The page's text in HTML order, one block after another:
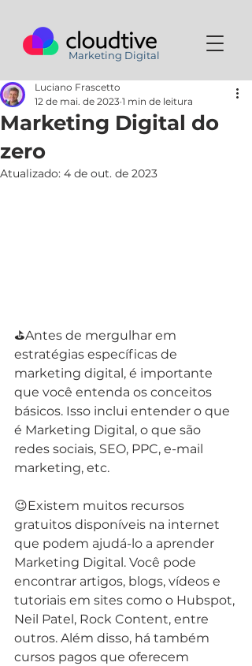
Marketing Digital
Marketing Digital do
zero
Luciano Frascetto
12 de mai. de 2023 1 min de leitura
Atualizado: 4 de out. de 2023
⛳️Antes de mergulhar em
estratégias específicas de
marketing digital, é importante
que você entenda os conceitos
básicos. Isso inclui entender o que
é Marketing Digital, o que são
redes sociais, SEO, PPC, e-mail
marketing, etc.
😉Existem muitos recursos
gratuitos disponíveis na internet
que podem ajudá-lo a aprender
Marketing Digital. Você pode
encontrar artigos, blogs, vídeos e
tutoriais em sites como o Hubspot,
Neil Patel, Rock Content, entre
outros. Além disso, há também
cursos pagos que oferecem